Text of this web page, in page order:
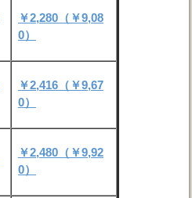
￥2,280（￥9,08
0）
￥2,416（￥9,67
0）
￥2,480（￥9,92
0）